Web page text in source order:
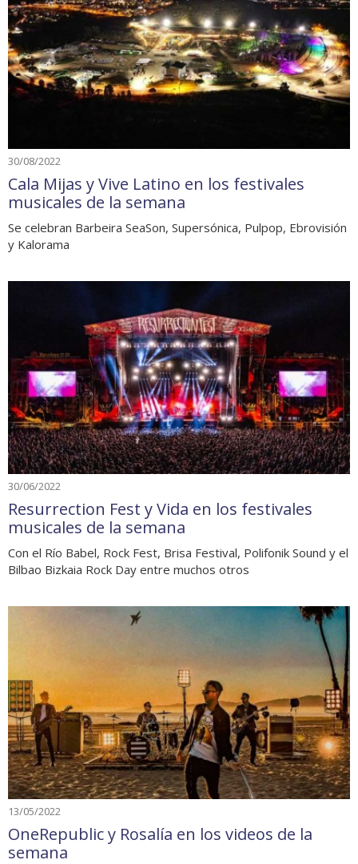
30/08/2022
Cala Mijas y Vive Latino en los festivales
musicales de la semana
Se celebran Barbeira SeaSon, Supersónica, Pulpop, Ebrovisión
y Kalorama
30/06/2022
Resurrection Fest y Vida en los festivales
musicales de la semana
Con el Río Babel, Rock Fest, Brisa Festival, Polifonik Sound y el
Bilbao Bizkaia Rock Day entre muchos otros
13/05/2022
OneRepublic y Rosalía en los videos de la
semana